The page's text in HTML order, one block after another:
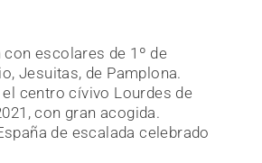
escolares de 1º de
Jesuitas, de Pamplona.
el centro cívivo Lourdes de
con gran acogida.
de escalada celebrado